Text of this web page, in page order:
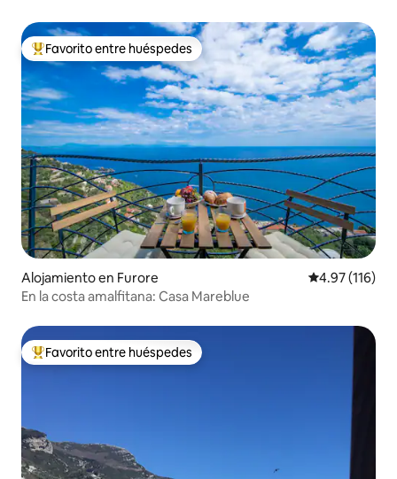
Favorito entre huéspedes preferido
Favorito entre huéspedes
Alojamiento en Furore Calificación
4.97 (116)
En la costa amalfitana: Casa Mareblue
Favorito entre huéspedes preferido
Favorito entre huéspedes